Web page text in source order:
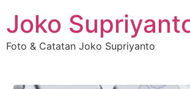
Joko
Foto & Catatan Joko Supriyanto